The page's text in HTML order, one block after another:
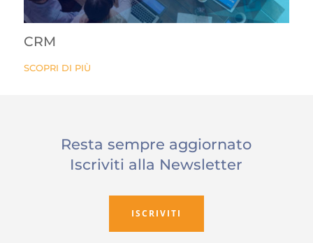
CRM
SCOPRI DI PIÙ
Resta sempre aggiornato
Iscriviti alla Newsletter
ISCRIVITI